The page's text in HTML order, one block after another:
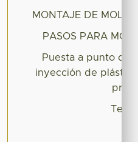
MONTAJE DE
PASOS PARA
Puesta a punto de
inyección de